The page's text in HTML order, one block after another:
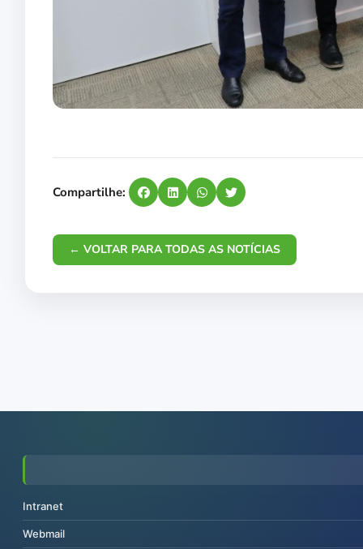
Compartilhe:
← VOLTAR PARA TODAS AS NOTÍCIAS
Intranet
Webmail